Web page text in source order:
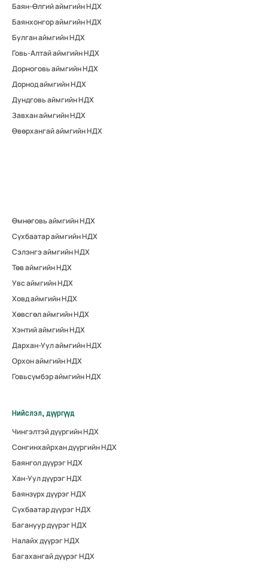
Баян-Өлгий аймгийн НДХ
Баянхонгор аймгийн НДХ
Булган аймгийн НДХ
Говь-Алтай аймгийн НДХ
Дорноговь аймгийн НДХ
Дорнод аймгийн НДХ
Дундговь аймгийн НДХ
Завхан аймгийн НДХ
Өвөрхангай аймгийн НДХ
Өмнөговь аймгийн НДХ
Сүхбаатар аймгийн НДХ
Сэлэнгэ аймгийн НДХ
Төв аймгийн НДХ
Увс аймгийн НДХ
Ховд аймгийн НДХ
Хөвсгөл аймгийн НДХ
Хэнтий аймгийн НДХ
Дархан-Уул аймгийн НДХ
Орхон аймгийн НДХ
Говьсүмбэр аймгийн НДХ
Нийслэл, дүүргүүд
Чингэлтэй дүүргийн НДХ
Сонгинхайрхан дүүргийн НДХ
Баянгол дүүрэг НДХ
Хан-Уул дүүрэг НДХ
Баянзүрх дүүрэг НДХ
Сүхбаатар дүүрэг НДХ
Багануур дүүрэг НДХ
Налайх дүүрэг НДХ
Багахангай дүүрэг НДХ